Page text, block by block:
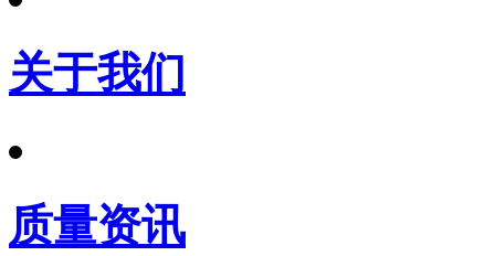
关于我们
质量资讯